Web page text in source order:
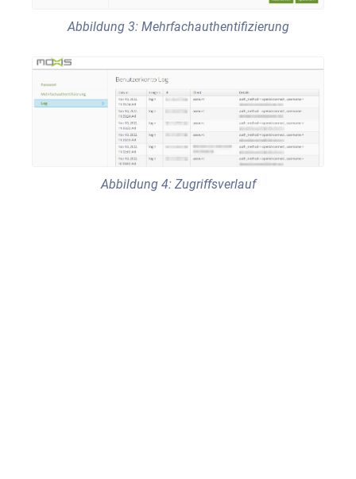
Abbildung 3: Mehrfachauthentifizierung
Abbildung 4: Zugriffsverlauf